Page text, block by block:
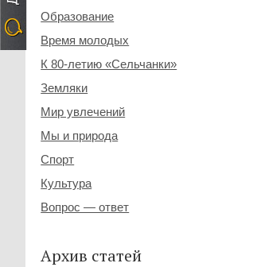
Образование
Время молодых
К 80-летию «Сельчанки»
Земляки
Мир увлечений
Мы и природа
Спорт
Культура
Вопрос — ответ
Архив статей